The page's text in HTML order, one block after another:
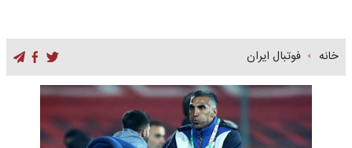
خانه فوتبال ایران